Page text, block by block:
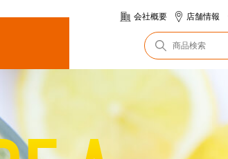
会社概要 店舗情報